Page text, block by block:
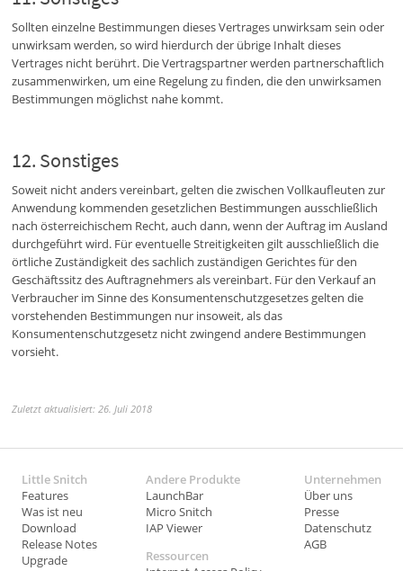
Sollten einzelne Bestimmungen dieses Vertrages unwirksam sein oder
unwirksam werden, so wird hierdurch der übrige Inhalt dieses
Vertrages nicht berührt. Die Vertragspartner werden partnerschaftlich
zusammenwirken, um eine Regelung zu finden, die den unwirksamen
Bestimmungen möglichst nahe kommt.
Sonstiges
Soweit nicht anders vereinbart, gelten die zwischen Vollkaufleuten zur
Anwendung kommenden gesetzlichen Bestimmungen ausschließlich
nach österreichischem Recht, auch dann, wenn der Auftrag im Ausland
durchgeführt wird. Für eventuelle Streitigkeiten gilt ausschließlich die
örtliche Zuständigkeit des sachlich zuständigen Gerichtes für den
Geschäftssitz des Auftragnehmers als vereinbart. Für den Verkauf an
Verbraucher im Sinne des Konsumentenschutzgesetzes gelten die
vorstehenden Bestimmungen nur insoweit, als das
Konsumentenschutzgesetz nicht zwingend andere Bestimmungen
vorsieht.
Zuletzt aktualisiert: 26. Juli 2018
Little Snitch
Features
Was ist neu
Download
Release Notes
Upgrade
Andere Produkte
LaunchBar
Micro Snitch
IAP Viewer
Ressourcen
Unternehmen
Über uns
Presse
Datenschutz
AGB